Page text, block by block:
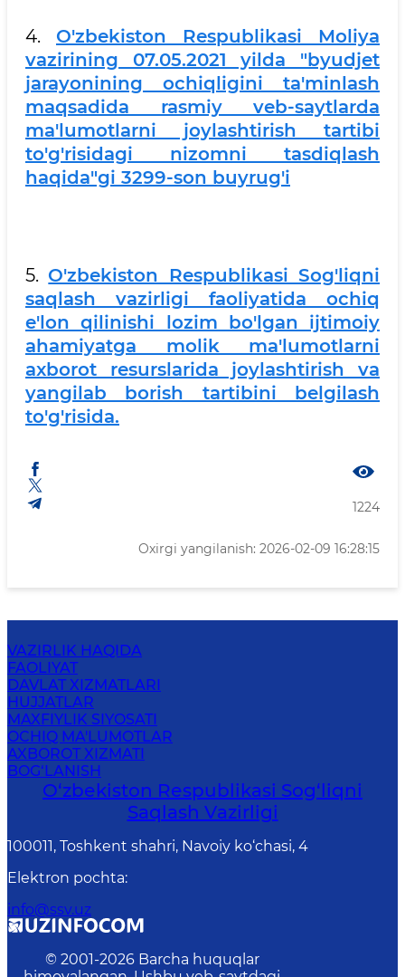
4. O'zbekiston Respublikasi Moliya
vazirining 07.05.2021 yilda "byudjet
jarayonining ochiqligini ta'minlash
maqsadida rasmiy veb-saytlarda
ma'lumotlarni joylashtirish tartibi
to'g'risidagi nizomni tasdiqlash
haqida"gi 3299-son buyrug'i
5. O'zbekiston Respublikasi Sog'liqni
saqlash vazirligi faoliyatida ochiq
e'lon qilinishi lozim bo'lgan ijtimoiy
ahamiyatga molik ma'lumotlarni
axborot resurslarida joylashtirish va
yangilab borish tartibini belgilash
to'g'risida.
1224
Oxirgi yangilanish: 2026-02-09 16:28:15
VAZIRLIK HAQIDA
FAOLIYAT
DAVLAT XIZMATLARI
HUJJATLAR
MAXFIYLIK SIYOSATI
OCHIQ MA'LUMOTLAR
AXBOROT XIZMATI
BOG‘LANISH
O‘zbеkistоn Rеspublikаsi Sоg‘liqni
Saqlash Vаzirligi
100011, Toshkent shahri, Navoiy ko‘chаsi, 4
Elektron pochta:
info@ssv.uz
© 2001-2026 Barcha huquqlar